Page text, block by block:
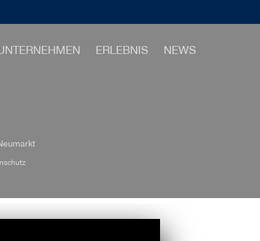
ERLEBNIS NEWS